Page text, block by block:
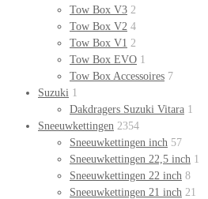
Tow Box V3 2
Tow Box V2 4
Tow Box V1 2
Tow Box EVO 1
Tow Box Accessoires 7
Suzuki 1
Dakdragers Suzuki Vitara 1
Sneeuwkettingen 2354
Sneeuwkettingen inch 57
Sneeuwkettingen 22,5 inch 1
Sneeuwkettingen 22 inch 8
Sneeuwkettingen 21 inch 21